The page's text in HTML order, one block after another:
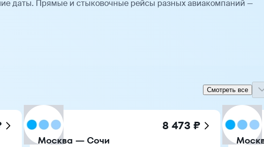
даты. Прямые и стыковочные рейсы разных авиакомпаний —
Смотреть все
8 473 ₽
Москва — Сочи